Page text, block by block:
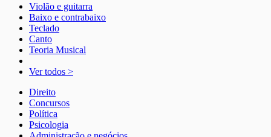
Violão e guitarra
Baixo e contrabaixo
Teclado
Canto
Teoria Musical
Ver todos >
Direito
Concursos
Política
Psicologia